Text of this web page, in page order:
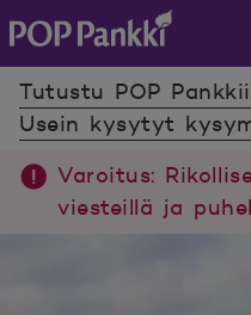
POP Pankki,
Tutustu POP
Usein kysytyt
Varoitus:
viesteillä ja